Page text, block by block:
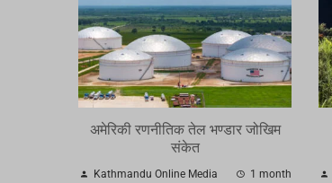
अमेरिकी रणनीतिक तेल भण्डार जोखिम
संकेत
Kathmandu Online Media
1 month